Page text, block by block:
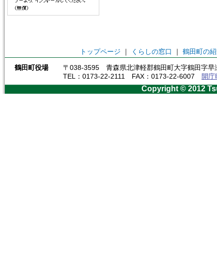
トップページ ｜ くらしの窓口 ｜ 鶴田町の
鶴田町役場
〒038-3595 青森県北津軽郡鶴田町大字鶴田字早
TEL：0173-22-2111 FAX：0173-22-6007
開
Copyright © 2012